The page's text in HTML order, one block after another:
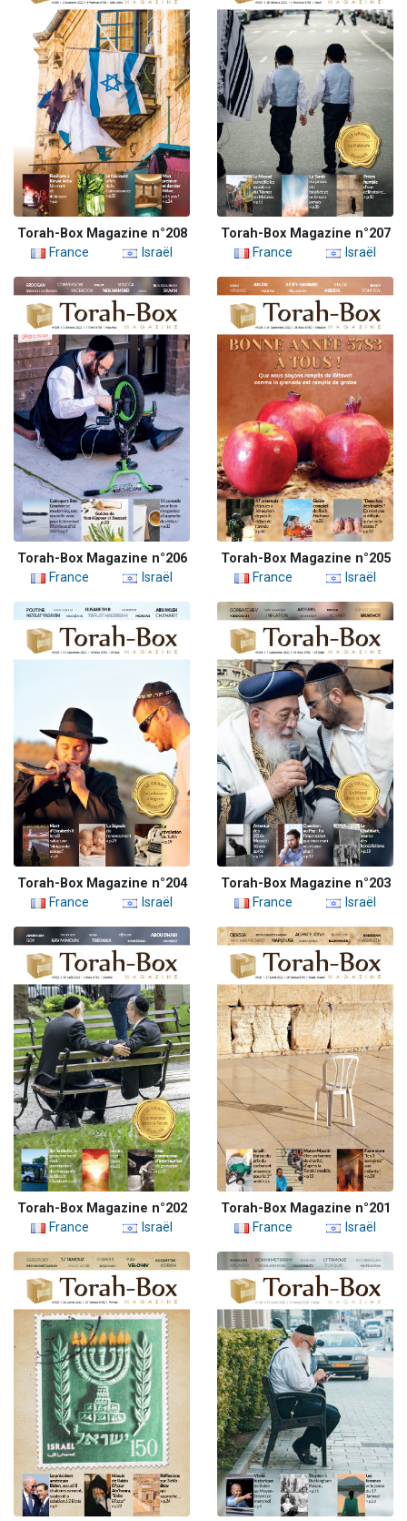
Torah-Box Magazine n°208
France
Israël
Torah-Box Magazine n°207
France
Israël
Torah-Box Magazine n°206
France
Israël
Torah-Box Magazine n°205
France
Israël
Torah-Box Magazine n°204
France
Israël
Torah-Box Magazine n°203
France
Israël
Torah-Box Magazine n°202
France
Israël
Torah-Box Magazine n°201
France
Israël